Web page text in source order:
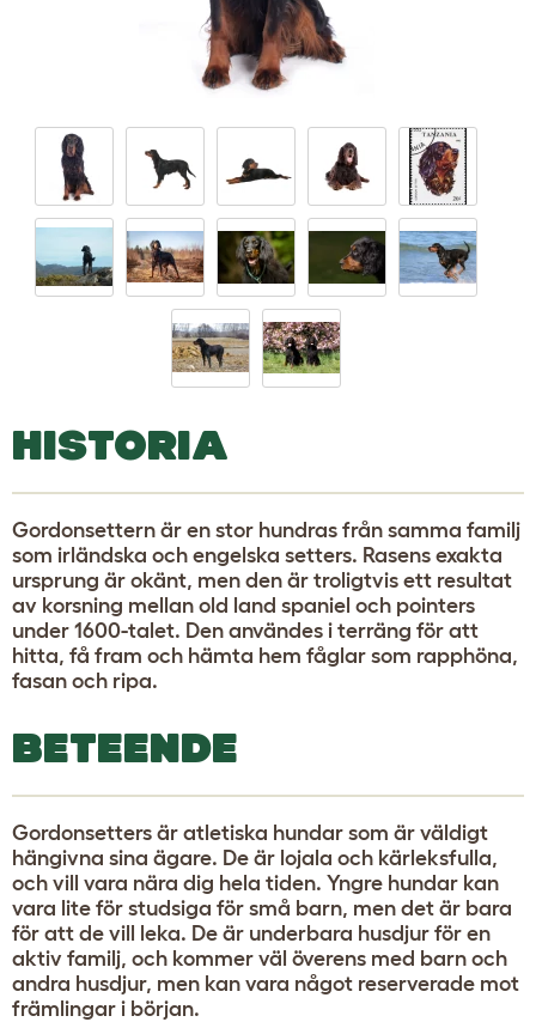
HISTORIA
Gordonsettern är en stor hundras från samma familj
som irländska och engelska setters. Rasens exakta
ursprung är okänt, men den är troligtvis ett resultat
av korsning mellan old land spaniel och pointers
under 1600-talet. Den användes i terräng för att
hitta, få fram och hämta hem fåglar som rapphöna,
fasan och ripa.
BETEENDE
Gordonsetters är atletiska hundar som är väldigt
hängivna sina ägare. De är lojala och kärleksfulla,
och vill vara nära dig hela tiden. Yngre hundar kan
vara lite för studsiga för små barn, men det är bara
för att de vill leka. De är underbara husdjur för en
aktiv familj, och kommer väl överens med barn och
andra husdjur, men kan vara något reserverade mot
främlingar i början.